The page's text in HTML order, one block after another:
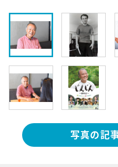
写真の記